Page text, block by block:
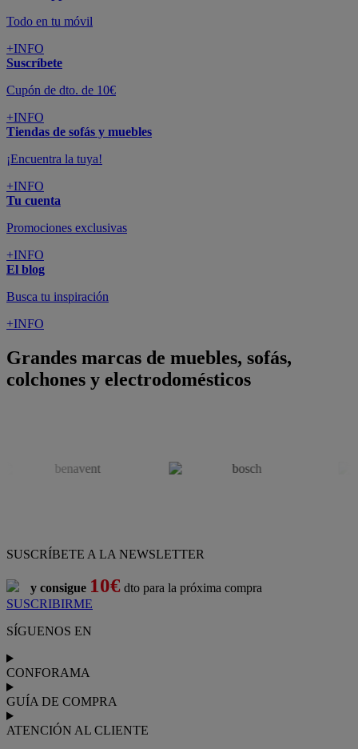
Todo en tu móvil
+INFO
Suscríbete
Cupón de dto. de 10€
+INFO
Tiendas de sofás y muebles
¡Encuentra la tuya!
+INFO
Tu cuenta
Promociones exclusivas
+INFO
El blog
Busca tu inspiración
+INFO
Grandes marcas de muebles, sofás,
colchones y electrodomésticos
SUSCRÍBETE A LA NEWSLETTER
y consigue 10€ dto para la próxima compra
SUSCRIBIRME
SÍGUENOS EN
CONFORAMA
GUÍA DE COMPRA
ATENCIÓN AL CLIENTE